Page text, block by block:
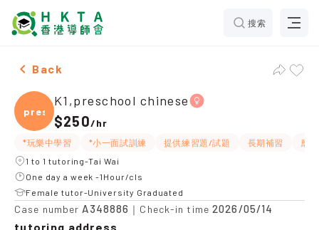
搜索
Female K1,preschool chinese，Tai Wai Tuition
Back
presc
K1,preschool chinese
$250/hr
*玩樂中學習 *小一面試訓練 提供練習題/試題 長期補習
應
1 to 1 tutoring-Tai Wai
One day a week -1Hour/cls
Female tutor-University Graduated
Case number A348886 ｜Check-in time2026/05/14
tutoring address